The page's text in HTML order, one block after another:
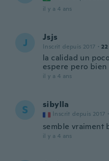
il y a 4 ans
J Jsjs
Inscrit depuis 2017 · 22
la calidad un
espere pero bien
il y a 4 ans
S sibylla
Inscrit depuis 2017 ·
semble vraiment
il y a 4 ans